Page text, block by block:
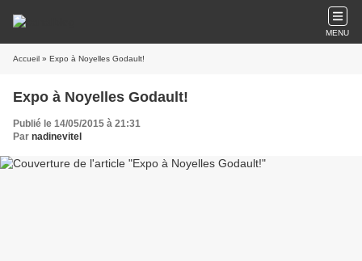
MENU
Accueil » Expo à Noyelles Godault!
Expo à Noyelles Godault!
Publié le 14/05/2015 à 21:31
Par nadinevitel